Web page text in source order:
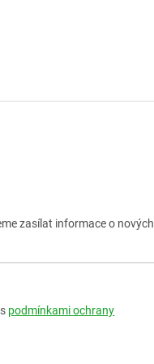
zasílat informace o nových
podmínkami ochrany